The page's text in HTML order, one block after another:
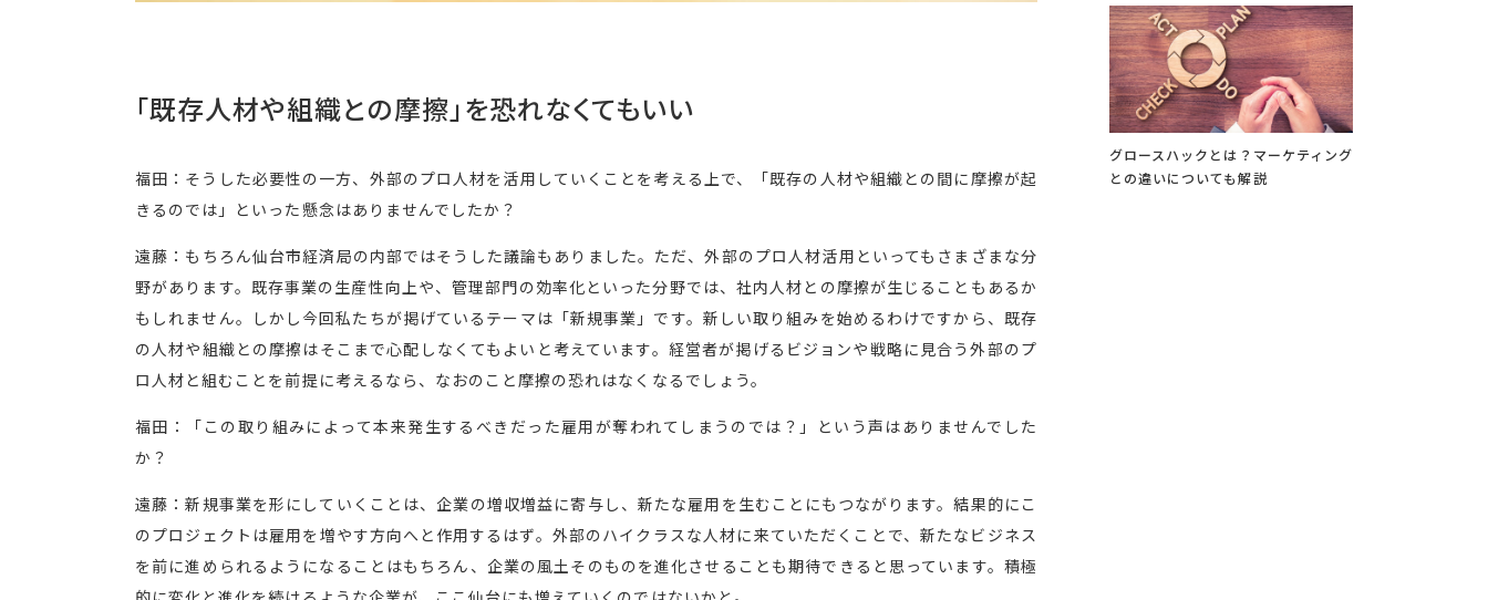
「既存人材や組織との摩擦」を恐れなくてもいい
福田：そうした必要性の一方、外部のプロ人材を活用していくことを考える上で、「既存の人材や組織との間に摩擦が起
きるのでは」といった懸念はありませんでしたか？
遠藤：もちろん仙台市経済局の内部ではそうした議論もありました。ただ、外部のプロ人材活用といってもさまざまな分
野があります。既存事業の生産性向上や、管理部門の効率化といった分野では、社内人材との摩擦が生じることもあるか
もしれません。しかし今回私たちが掲げているテーマは「新規事業」です。新しい取り組みを始めるわけですから、既存
の人材や組織との摩擦はそこまで心配しなくてもよいと考えています。経営者が掲げるビジョンや戦略に見合う外部のプ
ロ人材と組むことを前提に考えるなら、なおのこと摩擦の恐れはなくなるでしょう。
福田：「この取り組みによって本来発生するべきだった雇用が奪われてしまうのでは？」という声はありませんでした
か？
遠藤：新規事業を形にしていくことは、企業の増収増益に寄与し、新たな雇用を生むことにもつながります。結果的にこ
のプロジェクトは雇用を増やす方向へと作用するはず。外部のハイクラスな人材に来ていただくことで、新たなビジネス
を前に進められるようになることはもちろん、企業の風土そのものを進化させることも期待できると思っています。積極
グロースハックとは？マーケティング
との違いについても解説